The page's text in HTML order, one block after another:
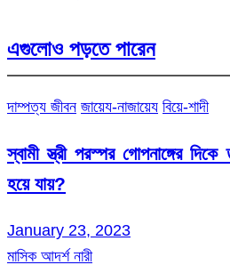
এগুলোও পড়তে পারেন
দাম্পত্য জীবন জায়েয-নাজায়েয বিয়ে-শাদী
স্বামী স্ত্রী পরস্পর গোপনাঙ্গের
হয়ে যায়?
January 23, 2023
মাসিক আদর্শ নারী